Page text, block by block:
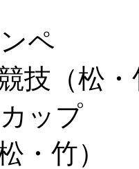
ペ
技（松・
ップ
・竹）